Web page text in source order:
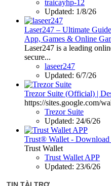
traicayhp-12
Updated: 1/8/26
Laser247 – Ultimate
App, Games & Online
Laser247 is a leading
secure...
laseer247
Updated: 6/7/26
Trezor Suite (Official) |
https://sites.google.com/
Trezor Suite
Updated: 24/6/26
Trust® Wallet - Download
Trust Wallet
Trust Wallet APP
Updated: 23/6/26